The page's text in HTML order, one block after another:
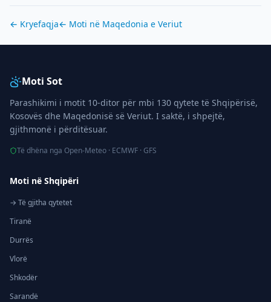
← Kryefaqja← Moti në Maqedonia e Veriut
Moti Sot
Parashikimi i motit 10-ditor për mbi 130 qytete të Shqipërisë,
Kosovës dhe Maqedonisë së Veriut. I saktë, i shpejtë,
gjithmonë i përditësuar.
Të dhëna nga Open-Meteo · ECMWF · GFS
Moti në Shqipëri
→ Të gjitha qytetet
Tiranë
Durrës
Vlorë
Shkodër
Sarandë